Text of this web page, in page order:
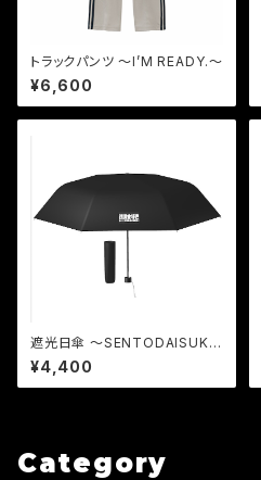
トラックパンツ 〜I’M READY.〜
¥6,600
遮光日傘 〜SENTODAISUK
I〜
¥4,400
Category